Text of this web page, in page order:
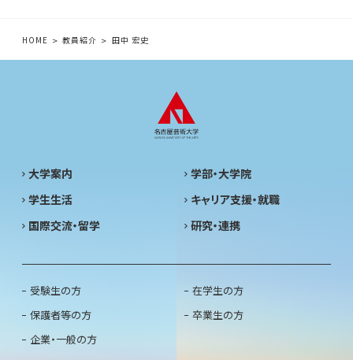
HOME 教員紹介 田中 宏史
大学案内
学部・大学院
学生生活
キャリア支援・就職
国際交流・留学
研究・連携
受験生の方
在学生の方
保護者等の方
卒業生の方
企業・一般の方